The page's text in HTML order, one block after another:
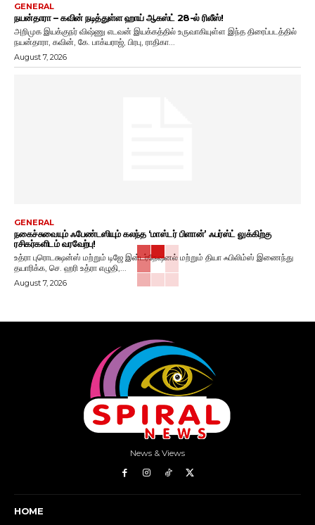
GENERAL
நயன்தாரா – கவின் நடித்துள்ள ஹாய் ஆகஸ்ட் 28-ல் ரிலீஸ்!
அறிமுக இயக்குநர் விஷ்ணு எடவன் இயக்கத்தில் உருவாகியுள்ள இந்த திரைப்படத்தில்
நயன்தாரா, கவின், கே. பாக்யராஜ், பிரபு, ராதிகா...
August 7, 2026
GENERAL
நகைச்சுவையும் ஃபேண்டஸியும் கலந்த ‘மாஸ்டர் பிளான்’ ஃபர்ஸ்ட் லுக்கிற்கு
ரசிகர்களிடம் வரவேற்பு!
உத்ரா புரொடக்ஷன்ஸ் மற்றும் டிஜே இன்டர்நேஷனல் மற்றும் தியா ஃபிலிம்ஸ் இணைந்து
தயாரிக்க, செ. ஹரி உத்ரா எழுதி,...
August 7, 2026
News & Views
HOME